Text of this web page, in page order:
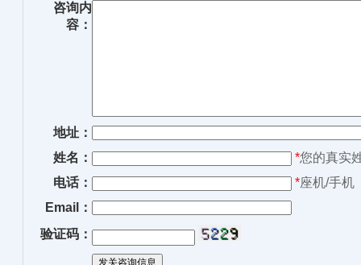
咨询内
容：
地址：
姓名：
*您的真实
电话：
*座机/手机
Email：
验证码：